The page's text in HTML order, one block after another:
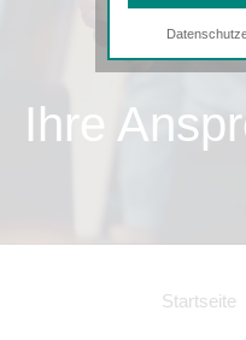
Ihre
Startseite
Diese
Tracking-
LinkedIn.